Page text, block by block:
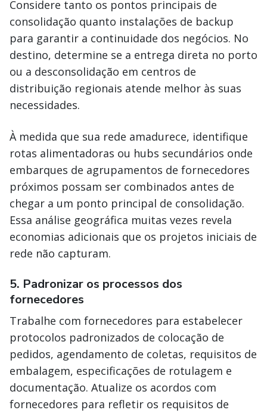
Considere tanto os pontos principais de
consolidação quanto instalações de backup
para garantir a continuidade dos negócios. No
destino, determine se a entrega direta no porto
ou a desconsolidação em centros de
distribuição regionais atende melhor às suas
necessidades.
À medida que sua rede amadurece, identifique
rotas alimentadoras ou hubs secundários onde
embarques de agrupamentos de fornecedores
próximos possam ser combinados antes de
chegar a um ponto principal de consolidação.
Essa análise geográfica muitas vezes revela
economias adicionais que os projetos iniciais de
rede não capturam.
5. Padronizar os processos dos
fornecedores
Trabalhe com fornecedores para estabelecer
protocolos padronizados de colocação de
pedidos, agendamento de coletas, requisitos de
embalagem, especificações de rotulagem e
documentação. Atualize os acordos com
fornecedores para refletir os requisitos de